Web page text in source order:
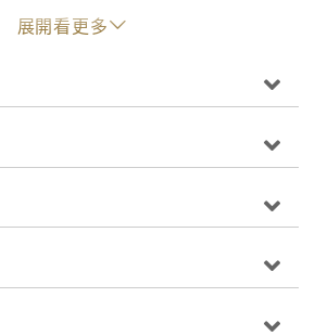
還算不錯，以為你來了就不會走
戒心的動物，只願給熟悉的人捧在
豎起天生的尖刺；
受過傷的人，就像一隻隻渴望靠近
縮，會擔憂「這樣的我，真的可以
展開看更多